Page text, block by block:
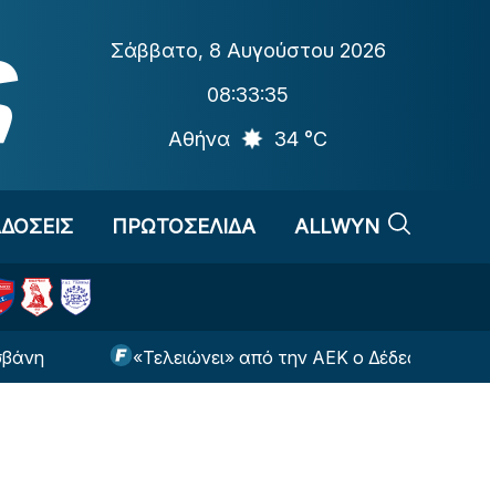
Σάββατο, 8 Αυγούστου 2026
08:33:36
Αθήνα
34 °C
ΠΡΩΤΟΣΕΛΙΔΑ ALLWYN
«Τελειώνει» από την ΑΕΚ ο Δέδες